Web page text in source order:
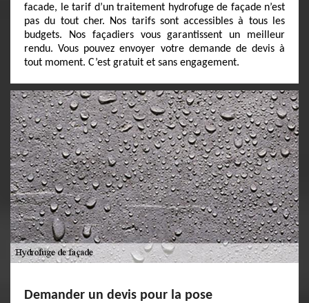
facade, le tarif d’un traitement hydrofuge de façade n’est
pas du tout cher. Nos tarifs sont accessibles à tous les
budgets. Nos façadiers vous garantissent un meilleur
rendu. Vous pouvez envoyer votre demande de devis à
tout moment. C’est gratuit et sans engagement.
Demander un devis pour la pose